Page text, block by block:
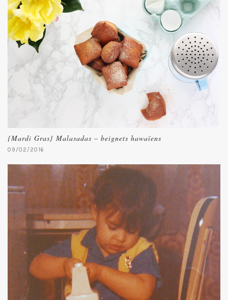
{Mardi Gras} Malasadas – beignets hawaïens
09/02/2016